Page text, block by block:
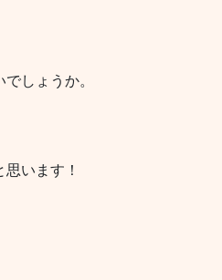
しょうか。
います！